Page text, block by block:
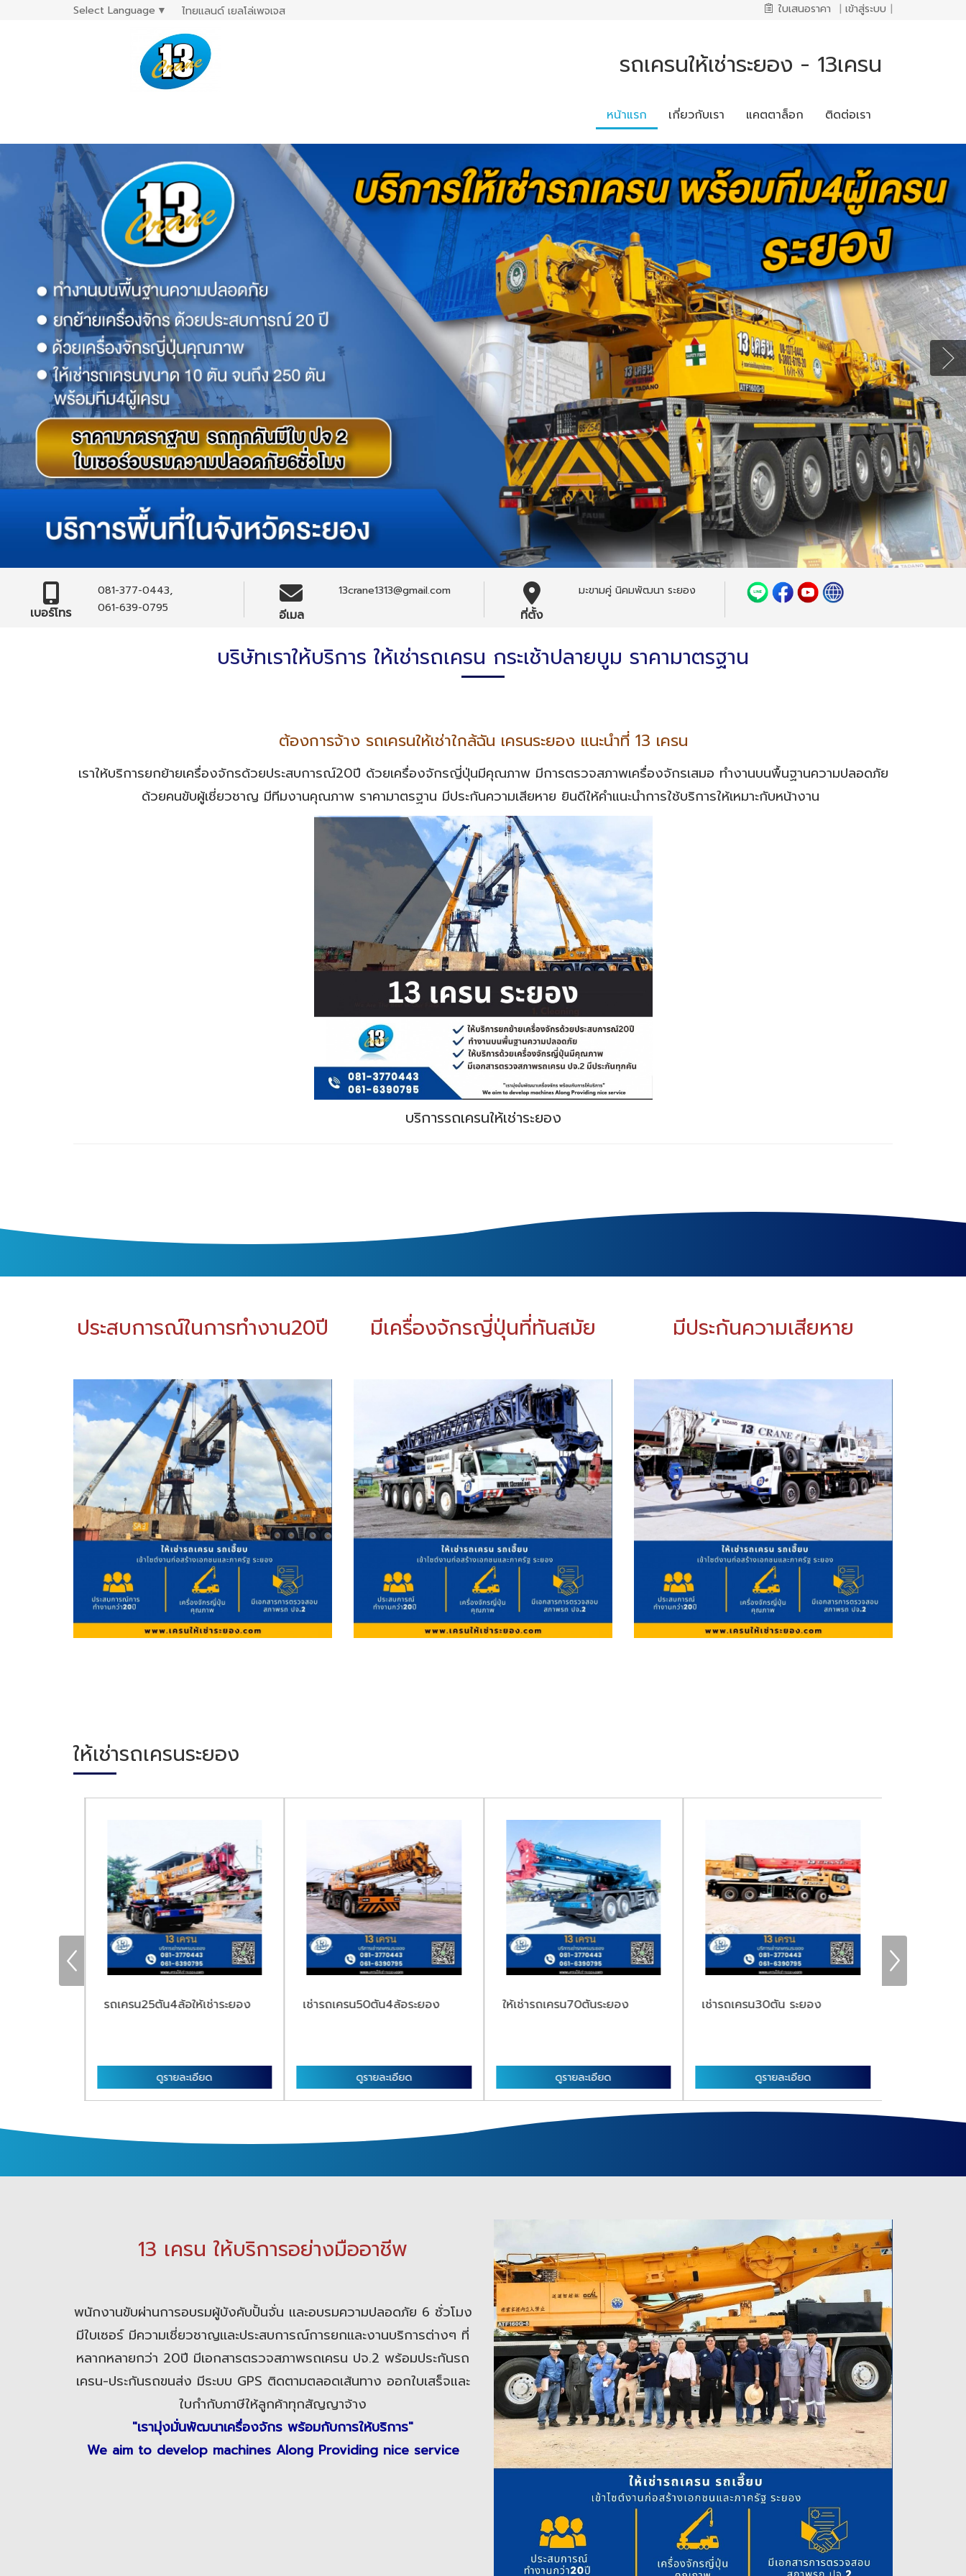
Select Language ▼ ไทยแลนด์ เยลโล่เพจเจส ใบเสนอราคา | เข้าสู่ระบบ |
รถเครนให้เช่าระยอง - 13เครน
หน้าแรก เกี่ยวกับเรา แคตตาล็อก ติดต่อเรา
เบอร์โทร
081-377-0443,
061-639-0795 อีเมล
13crane1313@gmail.com
ที่ตั้ง
มะขามคู่ นิคมพัฒนา ระยอง
บริษัทเราให้บริการ ให้เช่ารถเครน กระเช้าปลายบูม ราคามาตรฐาน
ต้องการจ้าง รถเครนให้เช่าใกล้ฉัน เครนระยอง แนะนำที่ 13 เครน
เราให้บริการยกย้ายเครื่องจักรด้วยประสบการณ์20ปี ด้วยเครื่องจักรญี่ปุ่นมีคุณภาพ มีการตรวจสภาพเครื่องจักรเสมอ ทำงานบนพื้นฐานความปลอดภัย
ด้วยคนขับผู้เชี่ยวชาญ มีทีมงานคุณภาพ ราคามาตรฐาน มีประกันความเสียหาย ยินดีให้คำแนะนำการใช้บริการให้เหมาะกับหน้างาน
บริการรถเครนให้เช่าระยอง
ประสบการณ์ในการทำงาน20ปี มีเครื่องจักรญี่ปุ่นที่ทันสมัย มีประกันความเสียหาย
ให้เช่ารถเครนระยอง
รถเครน25ตัน4ล้อให้เช่าระยอง
ดูรายละเอียด
เช่ารถเครน50ตัน4ล้อระยอง
ดูรายละเอียด
ให้เช่ารถเครน70ตันระยอง
ดูรายละเอียด
เช่ารถเครน30ตัน ระยอง
ดูรายละเอียด
13 เครน ให้บริการอย่างมืออาชีพ
พนักงานขับผ่านการอบรมผู้บังคับปั้นจั่น เเละอบรมความปลอดภัย 6 ชั่วโมง
มีใบเซอร์ มีความเชี่ยวชาญเเละประสบการณ์การยกเเละงานบริการต่างๆ ที่
หลากหลายกว่า 20ปี มีเอกสารตรวจสภาพรถเครน ปจ.2 พร้อมประกันรถ
เครน-ประกันรถขนส่ง มีระบบ GPS ติดตามตลอดเส้นทาง ออกใบเสร็จและ
ใบกำกับภาษีให้ลูกค้าทุกสัญญาจ้าง
"เรามุ่งมั่นพัฒนาเครื่องจักร พร้อมกับการให้บริการ"
We aim to develop machines Along Providing nice service